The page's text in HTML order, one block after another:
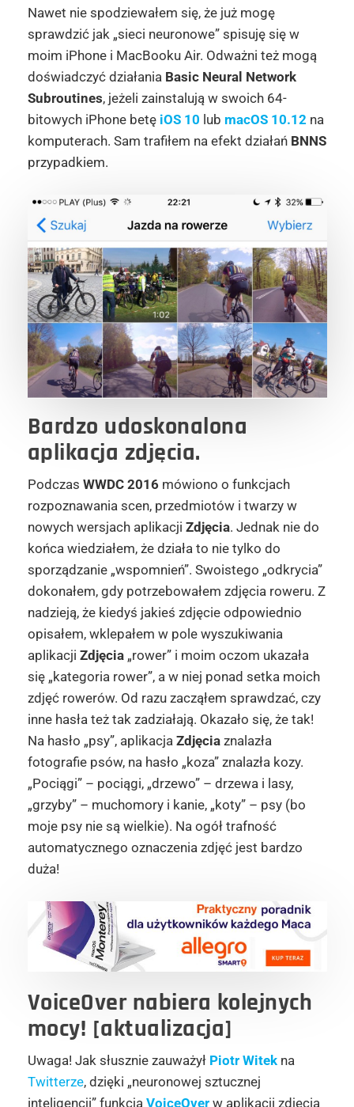
Nawet nie spodziewałem się, że już mogę
sprawdzić jak „sieci neuronowe” spisuję się w
moim iPhone i MacBooku Air. Odważni też mogą
doświadczyć działaniaBasic Neural Network
Subroutines, jeżeli zainstalują w swoich 64-
bitowych iPhone betę iOS 10 lub macOS 10.12na
komputerach. Sam trafiłem na efekt działań BNNS
przypadkiem.
Bardzo udoskonalona
aplikacja zdjęcia.
Podczas WWDC 2016mówiono o funkcjach
rozpoznawania scen, przedmiotów i twarzy w
nowych wersjach aplikacji Zdjęcia. Jednak nie do
końca wiedziałem, że działa to nie tylko do
sporządzanie „wspomnień”. Swoistego „odkrycia”
dokonałem, gdy potrzebowałem zdjęcia roweru. Z
nadzieją, że kiedyś jakieś zdjęcie odpowiednio
opisałem, wklepałem w pole wyszukiwania
aplikacji Zdjęcia„rower” i moim oczom ukazała
się „kategoria rower”, a w niej ponad setka moich
zdjęć rowerów. Od razu zacząłem sprawdzać, czy
inne hasła też tak zadziałają. Okazało się, że tak!
Na hasło „psy”, aplikacja Zdjęciaznalazła
fotografie psów, na hasło „koza” znalazła kozy.
„Pociągi” – pociągi, „drzewo” – drzewa i lasy,
„grzyby” – muchomory i kanie, „koty” – psy (bo
moje psy nie są wielkie). Na ogół trafność
automatycznego oznaczenia zdjęć jest bardzo
duża!
VoiceOver nabiera kolejnych
mocy! [aktualizacja]
Uwaga! Jak słusznie zauważył Piotr Witekna
Twitterze, dzięki „neuronowej sztucznej
inteligencji” funkcja VoiceOverw aplikacji zdjęcia